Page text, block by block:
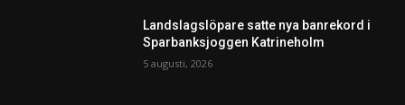
Landslagslöpare satte nya banrekord i
Sparbanksjoggen Katrineholm
5 augusti, 2026